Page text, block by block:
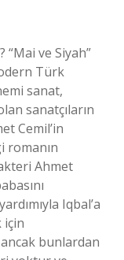
ve Siyah”
Türk
sanat,
sanatçıların
Cemil’in
romanın
Ahmet
Iqbal’a
için
bunlardan